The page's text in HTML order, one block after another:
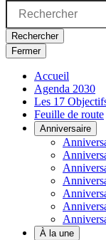
Rechercher
Fermer
Accueil
Agenda 2030
Les 17
Feuille de route
Anniversaire
À la une